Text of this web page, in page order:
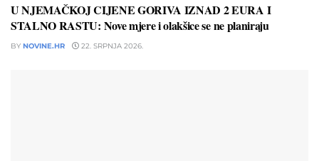
U NJEMAČKOJ CIJENE GORIVA IZNAD 2 EURA I
STALNO RASTU: Nove mjere i olakšice se ne planiraju
BY NOVINE.HR 22. SRPNJA 2026.